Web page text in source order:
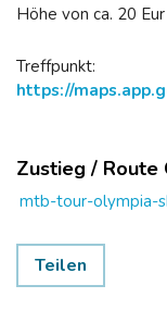
Höhe von ca. 20
Treffpunkt:
https://
Zustieg / Route
mtb-tour-olympia-
Teilen